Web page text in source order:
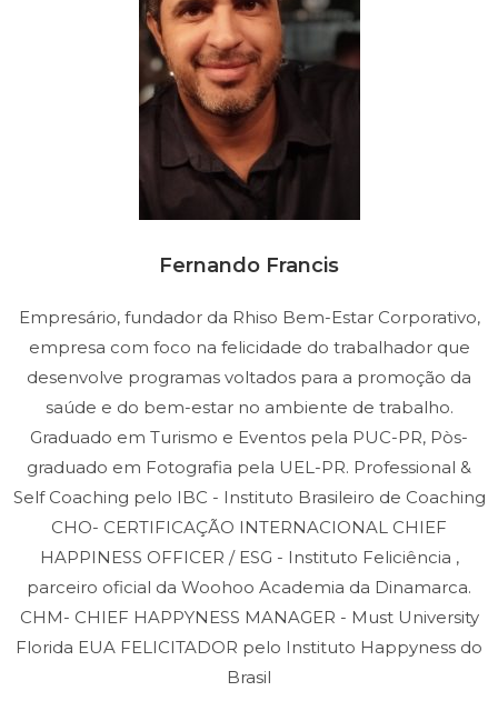
Fernando Francis
Empresário, fundador da Rhiso Bem-Estar Corporativo,
empresa com foco na felicidade do trabalhador que
desenvolve programas voltados para a promoção da
saúde e do bem-estar no ambiente de trabalho.
Graduado em Turismo e Eventos pela PUC-PR, Pòs-
graduado em Fotografia pela UEL-PR. Professional &
Self Coaching pelo IBC - Instituto Brasileiro de Coaching
CHO- CERTIFICAÇÃO INTERNACIONAL CHIEF
HAPPINESS OFFICER / ESG - Instituto Feliciência ,
parceiro oficial da Woohoo Academia da Dinamarca.
CHM- CHIEF HAPPYNESS MANAGER - Must University
Florida EUA FELICITADOR pelo Instituto Happyness do
Brasil